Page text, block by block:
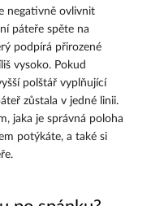
negativně ovlivnit
páteře spěte na
podpírá přirozené
vysoko. Pokud
polštář vyplňující
zůstala v jedné linii.
jaka je správná poloha
potýkáte, a také si